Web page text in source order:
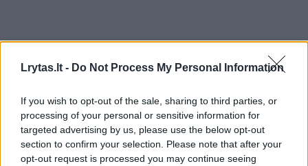
Lrytas.lt - Do Not Process My Personal Information
If you wish to opt-out of the sale, sharing to third parties, or
processing of your personal or sensitive information for
targeted advertising by us, please use the below opt-out
section to confirm your selection. Please note that after your
opt-out request is processed you may continue seeing
Pasaulis Konfliktai ir saugumas